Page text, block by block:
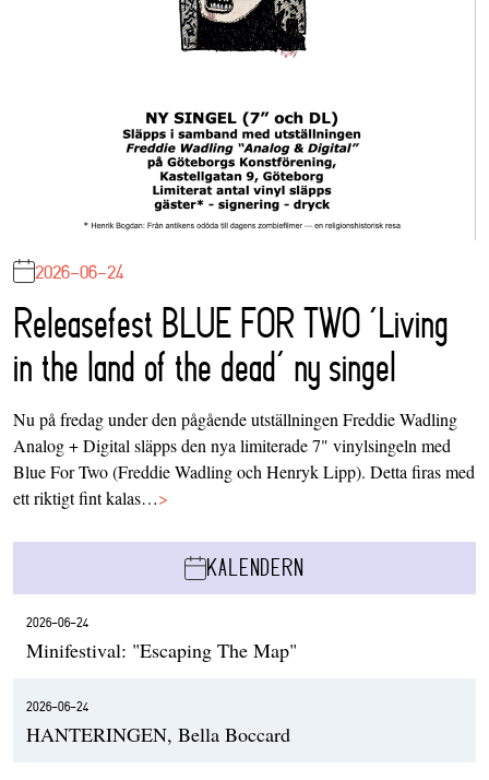
2026-06-24
Releasefest BLUE FOR TWO ‘Living
in the land of the dead’ ny singel
Nu på fredag under den pågående utställningen Freddie Wadling
Analog + Digital släpps den nya limiterade 7" vinylsingeln med
Blue For Two (Freddie Wadling och Henryk Lipp). Detta firas med
ett riktigt fint kalas…>
KALENDERN
2026-06-24
Minifestival: "Escaping The Map"
2026-06-24
HANTERINGEN, Bella Boccard